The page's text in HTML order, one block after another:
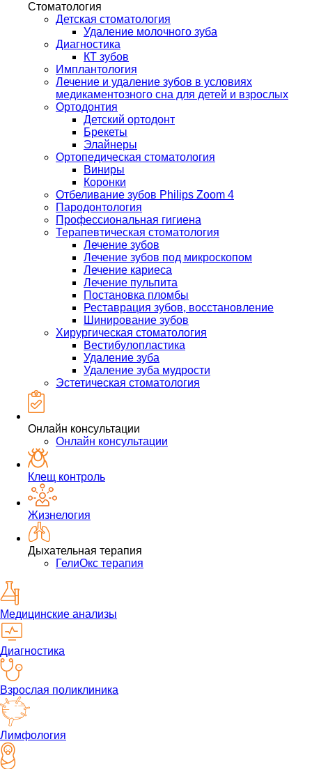
Стоматология
Детская стоматология
Удаление молочного зуба
Диагностика
КТ зубов
Имплантология
Лечение и удаление зубов в условиях
медикаментозного сна для детей и взрослых
Ортодонтия
Детский ортодонт
Брекеты
Элайнеры
Ортопедическая стоматология
Виниры
Коронки
Отбеливание зубов Philips Zoom 4
Пародонтология
Профессиональная гигиена
Терапевтическая стоматология
Лечение зубов
Лечение зубов под микроскопом
Лечение кариеса
Лечение пульпита
Постановка пломбы
Реставрация зубов, восстановление
Шинирование зубов
Хирургическая стоматология
Вестибулопластика
Удаление зуба
Удаление зуба мудрости
Эстетическая стоматология
Онлайн консультации
Онлайн консультации
Клещ контроль
Жизнелогия
Дыхательная терапия
ГелиОкс терапия
Медицинские анализы
Диагностика
Взрослая поликлиника
Лимфология